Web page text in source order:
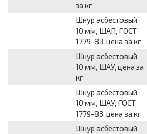
за кг
Шнур асбестовый
10 мм, ШАП, ГОСТ
1779-83, цена за кг
Шнур асбестовый
10 мм, ШАУ, цена за
кг
Шнур асбестовый
10 мм, ШАУ, ГОСТ
1779-83, цена за кг
Шнур асбестовый